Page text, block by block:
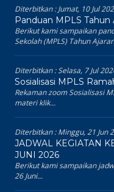
Diterbitkan :Jumat, 10 Jul
Panduan MPLS Tahun
Berikut kami sampaikan
Sekolah (MPLS) Tahun
Diterbitkan :Selasa, 7 Jul
Sosialisasi MPLS
Rekaman zoom Sosialisasi
materi klik...
Diterbitkan :Minggu, 21 Jun
JADWAL KEGIATAN
JUNI 2026
Berikut kami sampaikan
26 Juni...